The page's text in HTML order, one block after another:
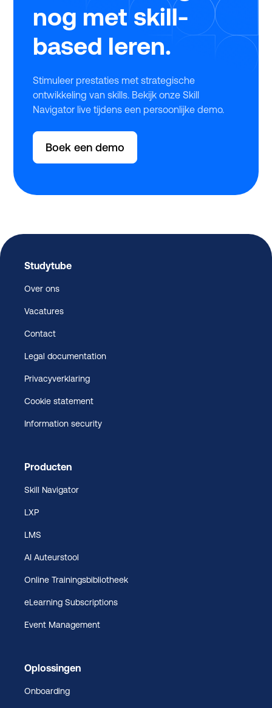
nog met skill-
based leren.
Stimuleer prestaties met strategische
ontwikkeling van skills. Bekijk onze Skill
Navigator live tijdens een persoonlijke demo.
Boek een demo
Studytube
Over ons
Vacatures
Contact
Legal documentation
Privacyverklaring
Cookie statement
Information security
Producten
Skill Navigator
LXP
LMS
AI Auteurstool
Online Trainingsbibliotheek
eLearning Subscriptions
Event Management
Oplossingen
Onboarding